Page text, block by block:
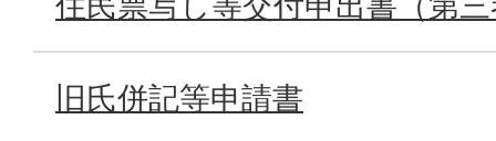
旧氏併記等申請書